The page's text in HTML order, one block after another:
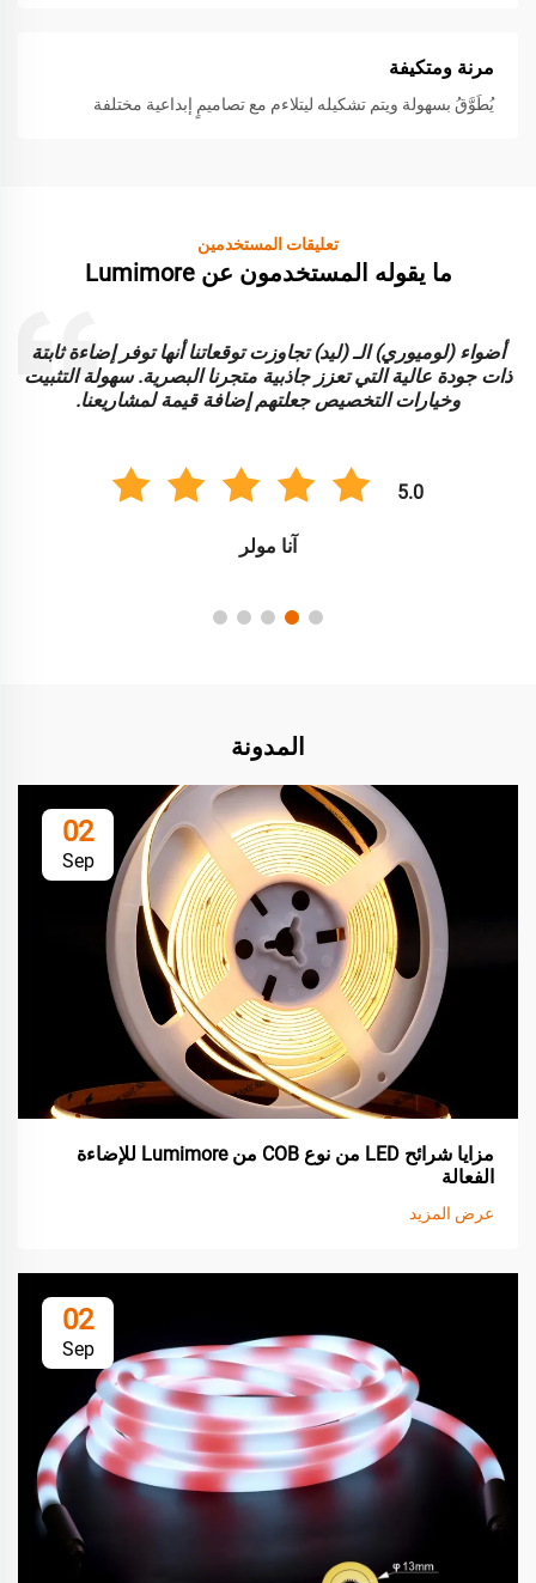
مرنة ومتكيفة
يُطَوَّقُ بسهولة ويتم تشكيله ليتلاءم مع تصاميمٍ إبداعية مختلفة
تعليقات المستخدمين
ما يقوله المستخدمون عن Lumimore
أضواء (لوميوري) الـ (ليد) تجاوزت توقعاتنا أنها توفر إضاءة ثابتة
ذات جودة عالية التي تعزز جاذبية متجرنا البصرية. سهولة التثبيت
وخيارات التخصيص جعلتهم إضافة قيمة لمشاريعنا.
5.0
آنا مولر
المدونة
02
Sep
مزايا شرائح LED من نوع COB من Lumimore للإضاءة
الفعالة
عرض المزيد
02
Sep